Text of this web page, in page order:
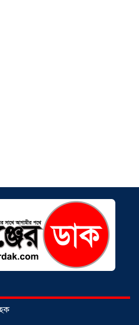
বান্টি বাজারে ৫ গ্রাম
যুবক গ্রেপ্তার
০৩ আগস্ট ২০২৬